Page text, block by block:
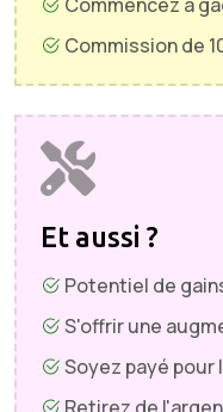
Commission de
Et aussi ?
Potentiel de
S'offrir une
Soyez payé